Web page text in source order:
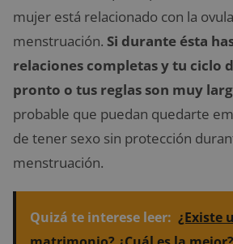
mujer está relacionado con la
menstruación. Si durante ésta
relaciones completas y tu ciclo
pronto o tus reglas son muy
probable que puedan quedarte
de tener sexo sin protección
menstruación.
Quizá te interese leer: ¿Existe